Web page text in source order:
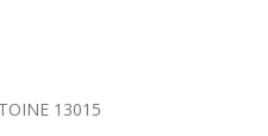
13015